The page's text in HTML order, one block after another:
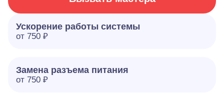
Ускорение работы системы
от 750 ₽
Замена разъема питания
от 750 ₽